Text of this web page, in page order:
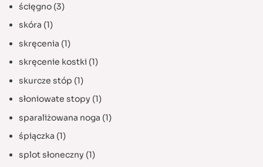
ścięgno(3)
skóra (1)
skręcenia (1)
skręcenie kostki (1)
skurcze stóp (1)
słoniowate stopy (1)
sparaliżowana noga (1)
śpiączka (1)
splot słoneczny (1)